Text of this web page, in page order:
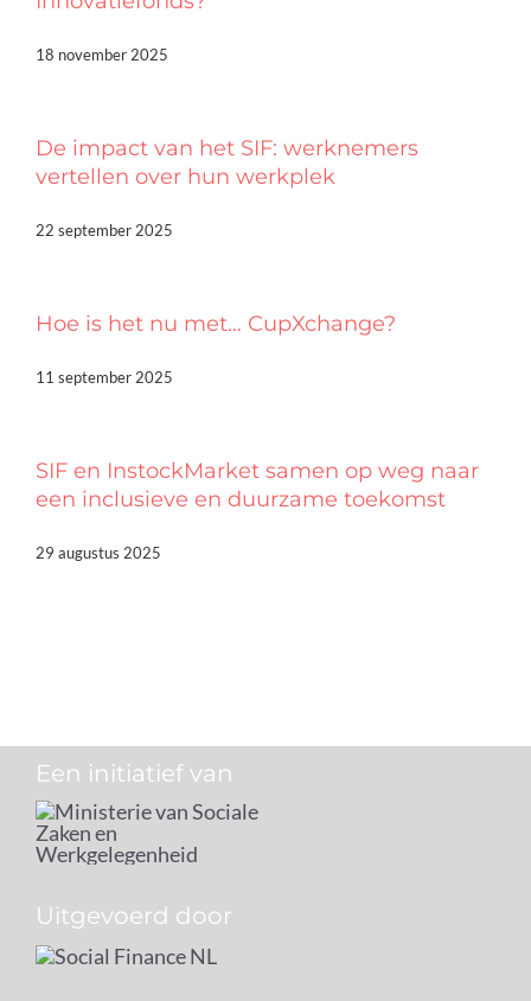
18 november 2025
De impact van het SIF: werknemers
vertellen over hun werkplek
22 september 2025
Hoe is het nu met… CupXchange?
11 september 2025
SIF en InstockMarket samen op weg naar
een inclusieve en duurzame toekomst
29 augustus 2025
Een initiatief van
Uitgevoerd door